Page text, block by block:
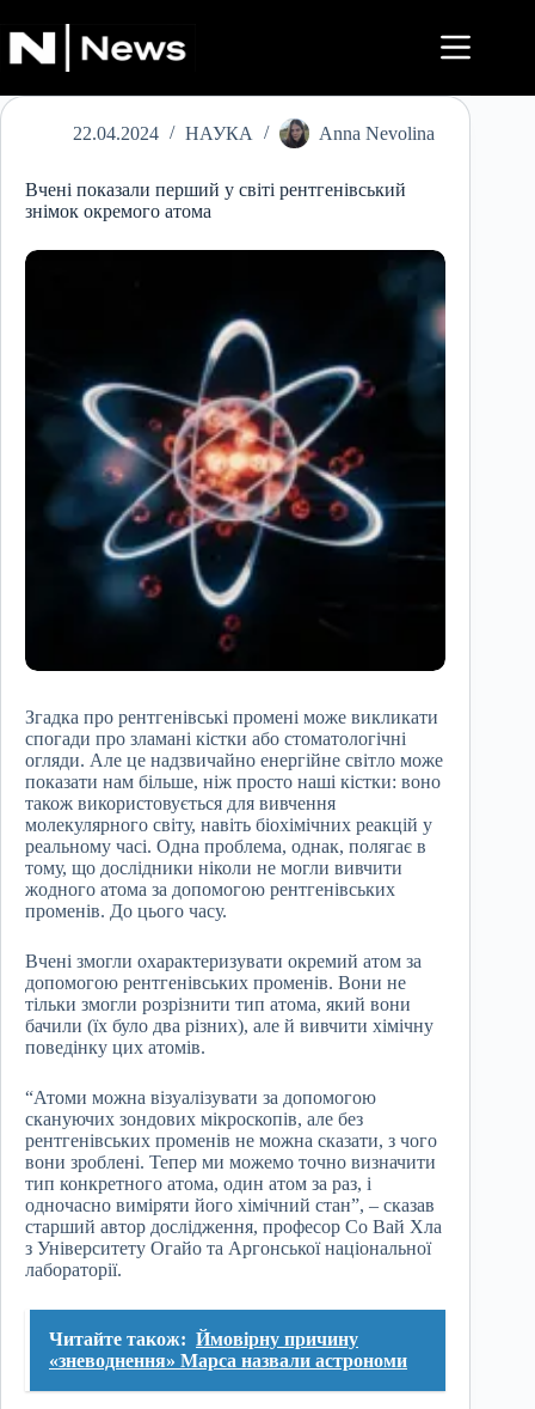
до
вмісту
22.04.2024 НАУКА Anna Nevolina
Вчені показали перший у світі рентгенівський
знімок окремого атома
Згадка про рентгенівські промені може викликати
спогади про зламані кістки або стоматологічні
огляди. Але це надзвичайно енергійне світло може
показати нам більше, ніж просто наші кістки: воно
також використовується для вивчення
молекулярного світу, навіть біохімічних реакцій у
реальному часі. Одна проблема, однак, полягає в
тому, що дослідники ніколи не могли вивчити
жодного атома за допомогою рентгенівських
променів. До цього часу.
Вчені змогли охарактеризувати окремий атом за
допомогою рентгенівських променів. Вони не
тільки змогли розрізнити тип атома, який вони
бачили (їх було два різних), але й вивчити хімічну
поведінку цих атомів.
“Атоми можна візуалізувати за допомогою
скануючих зондових мікроскопів, але без
рентгенівських променів не можна сказати, з чого
вони зроблені. Тепер ми можемо точно визначити
тип конкретного атома, один атом за раз, і
одночасно виміряти його хімічний стан”, – сказав
старший автор дослідження, професор Со Вай Хла
з Університету Огайо та Аргонської національної
лабораторії.
Читайте також: Ймовірну причину
«зневоднення» Марса назвали астрономи